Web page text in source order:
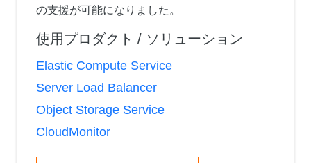
の支援が可能になりました。
使用プロダクト / ソリューション
Elastic Compute Service
Server Load Balancer
Object Storage Service
CloudMonitor